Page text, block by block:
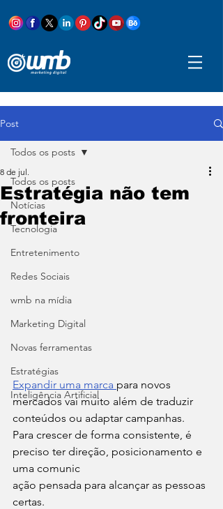
Post
Todos os posts
Notícias
Tecnologia
Entretenimento
Redes Sociais
wmb na mídia
Marketing Digital
Novas ferramentas
Estratégias
Inteligência Artificial
Todos os posts
Estratégia não tem
fronteira
8 de jul.
Expandir uma marca para novos
mercados vai muito além de traduzir
conteúdos ou adaptar campanhas.
Para crescer de forma consistente, é
preciso ter direção, posicionamento e
uma comunic
ação pensada para alcançar as pessoas
certas.